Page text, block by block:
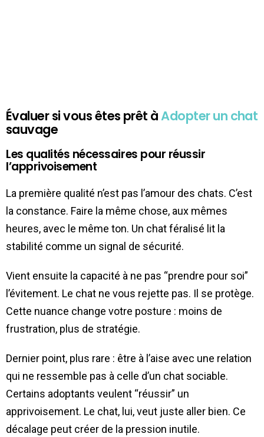
Évaluer si vous êtes prêt àAdopter un chat
sauvage
Les qualités nécessaires pour réussir
l’apprivoisement
La première qualité n’est pas l’amour des chats. C’est
la constance. Faire la même chose, aux mêmes
heures, avec le même ton. Un chat féralisé lit la
stabilité comme un signal de sécurité.
Vient ensuite la capacité à ne pas “prendre pour soi”
l’évitement. Le chat ne vous rejette pas. Il se protège.
Cette nuance change votre posture : moins de
frustration, plus de stratégie.
Dernier point, plus rare : être à l’aise avec une relation
qui ne ressemble pas à celle d’un chat sociable.
Certains adoptants veulent “réussir” un
apprivoisement. Le chat, lui, veut juste aller bien. Ce
décalage peut créer de la pression inutile.